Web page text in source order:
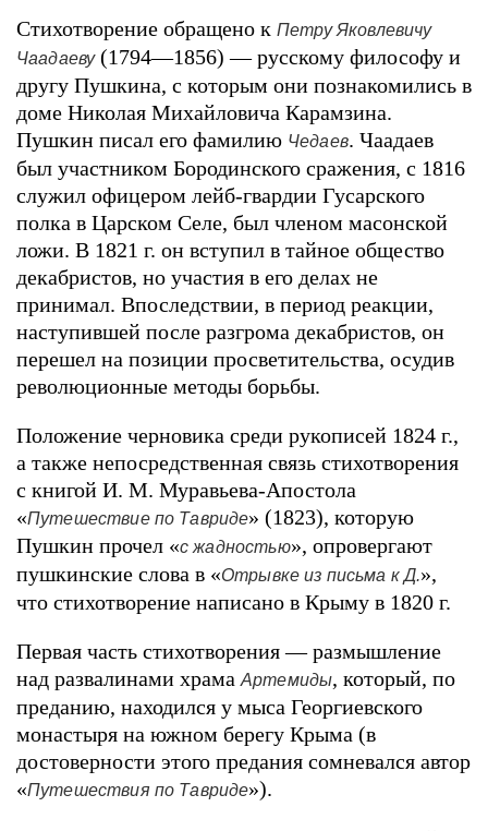
Стихотворение обращено к Петру Яковлевичу
Чаадаеву(1794—1856) — русскому философу и
другу Пушкина, с которым они познакомились в
доме Николая Михайловича Карамзина.
Пушкин писал его фамилию Чедаев. Чаадаев
был участником Бородинского сражения, с 1816
служил офицером лейб-гвардии Гусарского
полка в Царском Селе, был членом масонской
ложи. В 1821 г. он вступил в тайное общество
декабристов, но участия в его делах не
принимал. Впоследствии, в период реакции,
наступившей после разгрома декабристов, он
перешел на позиции просветительства, осудив
революционные методы борьбы.
Положение черновика среди рукописей 1824 г.,
а также непосредственная связь стихотворения
с книгой И. М. Муравьева-Апостола
«Путешествие по Тавриде» (1823), которую
Пушкин прочел «с жадностью», опровергают
пушкинские слова в «Отрывке из письма к Д.»,
что стихотворение написано в Крыму в 1820 г.
Первая часть стихотворения — размышление
над развалинами храма Артемиды, который, по
преданию, находился у мыса Георгиевского
монастыря на южном берегу Крыма (в
достоверности этого предания сомневался автор
«Путешествия по Тавриде»).